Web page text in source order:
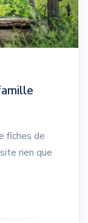
fiches de
rien que